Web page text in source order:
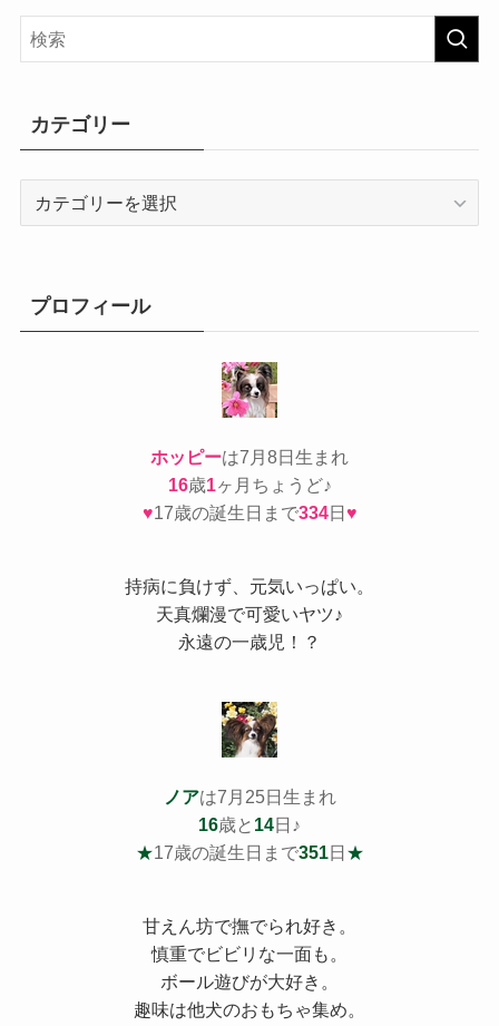
カテゴリー
ープロフィール
ホッピーは7月8日生まれ
16歳1ヶ月ちょうど♪
♥17歳の誕生日まで334日♥
持病に負けず、元気いっぱい。
天真爛漫で可愛いヤツ♪
永遠の一歳児！？
ノアは7月25日生まれ
16歳と 14日♪
★17歳の誕生日まで351日 ★
甘えん坊で撫でられ好き。
慎重でビビリな一面も。
ボール遊びが大好き。
趣味は他犬のおもちゃ集め。